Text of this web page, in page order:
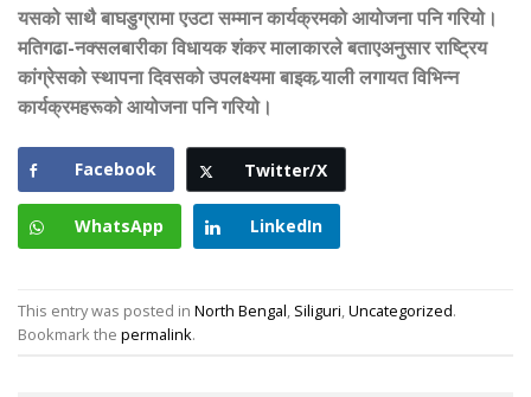
यसको साथै बाघडुग्रामा एउटा सम्मान कार्यक्रमको आयोजना पनि गरियो।
मतिगढा-नक्सलबारीका विधायक शंकर मालाकारले बताएअनुसार राष्ट्रिय
कांग्रेसको स्थापना दिवसको उपलक्ष्यमा बाइक र्‍याली लगायत विभिन्न
कार्यक्रमहरूको आयोजना पनि गरियो।
Facebook Twitter/X
WhatsApp LinkedIn
This entry was posted in North Bengal Siliguri Uncategorized.
Bookmark the permalink.